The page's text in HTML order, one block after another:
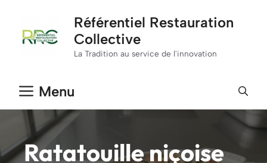
contenu
Référentiel Restauration
Collective
La Tradition au service de l'innovation
Menu
Ratatouille niçoise